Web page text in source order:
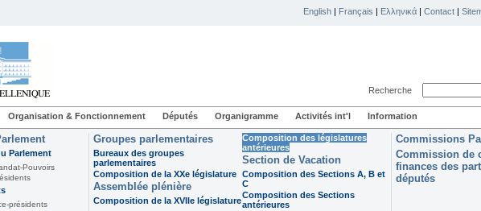
English | Français | Ελληνικά | Contact |
Recherche
Organisation & Fonctionnement Députés Organigramme Activités int'l Information
Parlement
Pouvoirs
présidents
Groupes parlementaires
Bureaux des groupes
parlementaires
Composition de la XXe législature
Assemblée plénière
Composition de la XVIIe législature
Composition des législatures
antérieures
Section de Vacation
Composition des Sections A, B et
C
Composition des Sections
antérieures
Commissions
Commission de
finances des
députés